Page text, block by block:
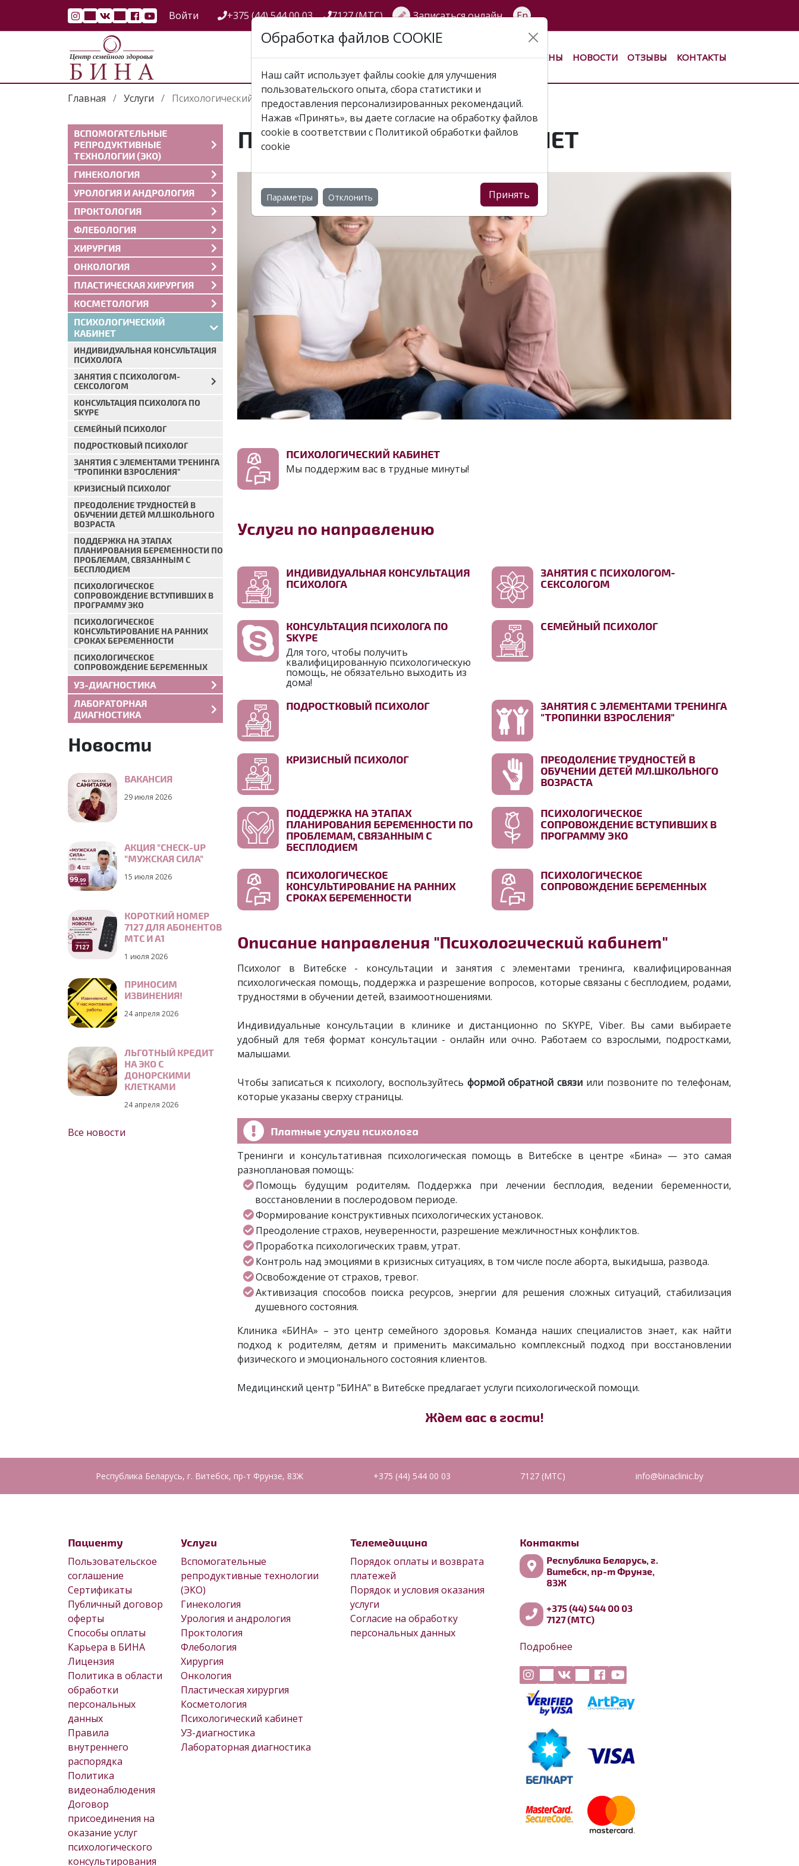
Войти +375 (44) 544 00 03 7127 (МТС) Записаться онлайн En
ГЛАВНАЯ О НАС УСЛУГИ АКЦИИ СПЕЦИАЛИСТЫ ЦЕНЫ НОВОСТИ ОТЗЫВЫ КОНТАКТЫ
Главная Услуги Психологический кабинет
ПСИХОЛОГИЧЕСКИЙ КАБИНЕТ
ПСИХОЛОГИЧЕСКИЙ КАБИНЕТ
Мы поддержим вас в трудные минуты!
Услуги по направлению
ИНДИВИДУАЛЬНАЯ КОНСУЛЬТАЦИЯ
ПСИХОЛОГА
ЗАНЯТИЯ С ПСИХОЛОГОМ-
СЕКСОЛОГОМ
КОНСУЛЬТАЦИЯ ПСИХОЛОГА ПО
SKYPE
Для того, чтобы получить
квалифицированную психологическую
помощь, не обязательно выходить из
дома!
СЕМЕЙНЫЙ ПСИХОЛОГ
ПОДРОСТКОВЫЙ ПСИХОЛОГ
ЗАНЯТИЯ С ЭЛЕМЕНТАМИ ТРЕНИНГА
"ТРОПИНКИ ВЗРОСЛЕНИЯ"
КРИЗИСНЫЙ ПСИХОЛОГ
ПРЕОДОЛЕНИЕ ТРУДНОСТЕЙ В
ОБУЧЕНИИ ДЕТЕЙ МЛ.ШКОЛЬНОГО
ВОЗРАСТА
ПОДДЕРЖКА НА ЭТАПАХ
ПЛАНИРОВАНИЯ БЕРЕМЕННОСТИ ПО
ПРОБЛЕМАМ, СВЯЗАННЫМ С
БЕСПЛОДИЕМ
ПСИХОЛОГИЧЕСКОЕ
СОПРОВОЖДЕНИЕ ВСТУПИВШИХ В
ПРОГРАММУ ЭКО
ПСИХОЛОГИЧЕСКОЕ
КОНСУЛЬТИРОВАНИЕ НА РАННИХ
СРОКАХ БЕРЕМЕННОСТИ
ПСИХОЛОГИЧЕСКОЕ
СОПРОВОЖДЕНИЕ БЕРЕМЕННЫХ
Описание направления "Психологический кабинет"
Психолог в Витебске - консультации и занятия с элементами тренинга, квалифицированная
психологическая помощь, поддержка и разрешение вопросов, которые связаны с бесплодием, родами,
трудностями в обучении детей, взаимоотношениями.
Индивидуальные консультации в клинике и дистанционно по SKYPE, Viber. Вы сами выбираете
удобный для тебя формат консультации - онлайн или очно. Работаем со взрослыми, подростками,
малышами.
Чтобы записаться к психологу, воспользуйтесь формой обратной связи или позвоните по телефонам,
которые указаны сверху страницы.
Платные услуги психолога
Тренинги и консультативная психологическая помощь в Витебске в центре «Бина» — это самая
разноплановая помощь:
Помощь будущим родителям.Поддержка при лечении бесплодия, ведении беременности,
восстановлении в послеродовом периоде.
Формирование конструктивных психологических установок.
Преодоление страхов, неуверенности, разрешение межличностных конфликтов.
Проработка психологических травм, утрат.
Контроль над эмоциями в кризисных ситуациях, в том числе после аборта, выкидыша, развода.
Освобождение от страхов, тревог.
Активизация способов поиска ресурсов, энергии для решения сложных ситуаций, стабилизация
душевного состояния.
Клиника «БИНА» – это центр семейного здоровья. Команда наших специалистов знает, как найти
подход к родителям, детям и применить максимально комплексный подход при восстановлении
физического и эмоционального состояния клиентов.
Медицинский центр "БИНА" в Витебске предлагает услуги психологической помощи.
Ждем вас в гости!
ВСПОМОГАТЕЛЬНЫЕ
РЕПРОДУКТИВНЫЕ
ТЕХНОЛОГИИ (ЭКО)
ГИНЕКОЛОГИЯ
УРОЛОГИЯ И АНДРОЛОГИЯ
ПРОКТОЛОГИЯ
ФЛЕБОЛОГИЯ
ХИРУРГИЯ
ОНКОЛОГИЯ
ПЛАСТИЧЕСКАЯ ХИРУРГИЯ
КОСМЕТОЛОГИЯ
ПСИХОЛОГИЧЕСКИЙ
КАБИНЕТ
ИНДИВИДУАЛЬНАЯ КОНСУЛЬТАЦИЯ
ПСИХОЛОГА
ЗАНЯТИЯ С ПСИХОЛОГОМ-
СЕКСОЛОГОМ
КОНСУЛЬТАЦИЯ ПСИХОЛОГА ПО
SKYPE
СЕМЕЙНЫЙ ПСИХОЛОГ
ПОДРОСТКОВЫЙ ПСИХОЛОГ
ЗАНЯТИЯ С ЭЛЕМЕНТАМИ ТРЕНИНГА
"ТРОПИНКИ ВЗРОСЛЕНИЯ"
КРИЗИСНЫЙ ПСИХОЛОГ
ПРЕОДОЛЕНИЕ ТРУДНОСТЕЙ В
ОБУЧЕНИИ ДЕТЕЙ МЛ.ШКОЛЬНОГО
ВОЗРАСТА
ПОДДЕРЖКА НА ЭТАПАХ
ПЛАНИРОВАНИЯ БЕРЕМЕННОСТИ ПО
ПРОБЛЕМАМ, СВЯЗАННЫМ С
БЕСПЛОДИЕМ
ПСИХОЛОГИЧЕСКОЕ
СОПРОВОЖДЕНИЕ ВСТУПИВШИХ В
ПРОГРАММУ ЭКО
ПСИХОЛОГИЧЕСКОЕ
КОНСУЛЬТИРОВАНИЕ НА РАННИХ
СРОКАХ БЕРЕМЕННОСТИ
ПСИХОЛОГИЧЕСКОЕ
СОПРОВОЖДЕНИЕ БЕРЕМЕННЫХ
УЗ-ДИАГНОСТИКА
ЛАБОРАТОРНАЯ
ДИАГНОСТИКА
Новости
ВАКАНСИЯ
29 июля 2026
АКЦИЯ "CHECK-UP
"МУЖСКАЯ СИЛА"
15 июля 2026
КОРОТКИЙ НОМЕР
7127 ДЛЯ АБОНЕНТОВ
МТС И А1
1 июля 2026
ПРИНОСИМ
ИЗВИНЕНИЯ!
24 апреля 2026
ЛЬГОТНЫЙ КРЕДИТ
НА ЭКО С
ДОНОРСКИМИ
КЛЕТКАМИ
24 апреля 2026
Все новости
Республика Беларусь, г. Витебск, пр-т Фрунзе, 83Ж +375 (44) 544 00 03 7127 (МТС) info@binaclinic.by
Пациенту
Пользовательское
соглашение
Сертификаты
Публичный договор
оферты
Способы оплаты
Карьера в БИНА
Лицензия
Политика в области
обработки
персональных
данных
Правила
внутреннего
распорядка
Политика
видеонаблюдения
Договор
присоединения на
оказание услуг
психологического
консультирования
Услуги
Вспомогательные
репродуктивные технологии
(ЭКО)
Гинекология
Урология и андрология
Проктология
Флебология
Хирургия
Онкология
Пластическая хирургия
Косметология
Психологический кабинет
УЗ-диагностика
Лабораторная диагностика
Телемедицина
Порядок оплаты и возврата
платежей
Порядок и условия оказания
услуги
Согласие на обработку
персональных данных
Контакты
Республика Беларусь, г.
Витебск, пр-т Фрунзе,
83Ж
+375 (44) 544 00 03
7127 (МТС)
Подробнее
Обработка файлов COOKIE
Наш сайт использует файлы cookie для улучшения
пользовательского опыта, сбора статистики и
предоставления персонализированных рекомендаций.
Нажав «Принять», вы даете согласие на обработку файлов
cookie в соответствии с Политикой обработки файлов
cookie
Параметры Отклонить Принять